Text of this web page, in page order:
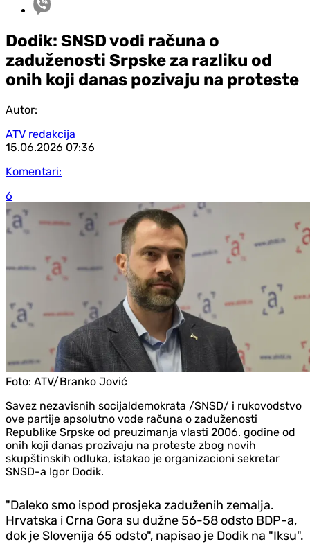
Dodik: SNSD vodi računa o
zaduženosti Srpske za razliku od
onih koji danas pozivaju na proteste
Autor:
ATV redakcija
15.06.2026 07:36
Komentari:
6
Foto: ATV/Branko Jović
Savez nezavisnih socijaldemokrata /SNSD/ i rukovodstvo
ove partije apsolutno vode računa o zaduženosti
Republike Srpske od preuzimanja vlasti 2006. godine od
onih koji danas prozivaju na proteste zbog novih
skupštinskih odluka, istakao je organizacioni sekretar
SNSD-a Igor Dodik.
"Daleko smo ispod prosjeka zaduženih zemalja.
Hrvatska i Crna Gora su dužne 56-58 odsto BDP-a,
dok je Slovenija 65 odsto", napisao je Dodik na "Iksu".